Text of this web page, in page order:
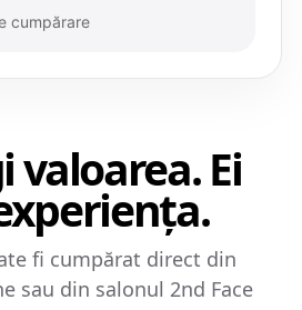
cumpărare
valoarea. Ei
fi cumpărat direct din
sau din salonul 2nd Face